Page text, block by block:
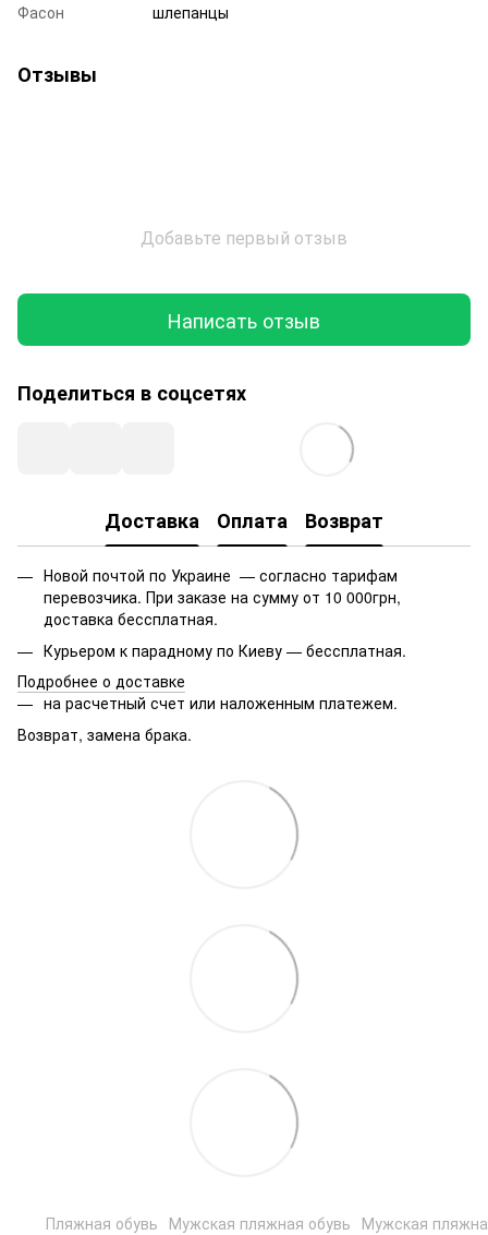
Фасон
шлепанцы
Отзывы
Добавьте первый отзыв
Написать отзыв
Поделиться в соцсетях
Доставка Оплата Возврат
Новой почтой по Украине — согласно тарифам
перевозчика. При заказе на сумму от 10 000грн,
доставка бессплатная.
Курьером к парадному по Киеву — бессплатная.
Подробнее о доставке
на расчетный счет или наложенным платежем.
Возврат, замена брака.
Пляжная обувь Мужская пляжная обувь Мужская